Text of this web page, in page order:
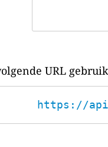
URL
https://